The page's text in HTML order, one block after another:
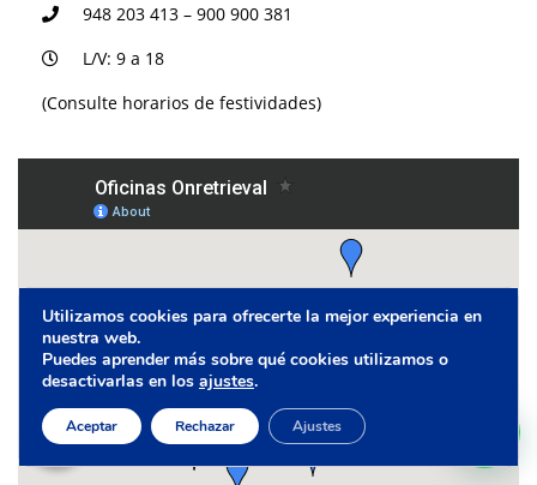
948 203 413 – 900 900 381
L/V: 9 a 18
(Consulte horarios de festividades)
Utilizamos cookies para ofrecerte la mejor experiencia en
nuestra web.
Puedes aprender más sobre qué cookies utilizamos o
desactivarlas en los ajustes.
Aceptar Rechazar Ajustes